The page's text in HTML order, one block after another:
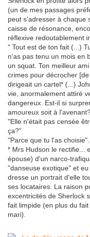
(un de mes passages
peut s'adresser à chaque
caisse de résonance,
réflexive redoutablement
" Tout est de ton fait (...)
n'as pas tenu un mois en
un squat. Ton meilleur
crimes pour décrocher
dirigeait un cartel* (...)
vie, anormalement attiré
dangereux. Est-il si
amoureux soit à
"Elle n'était pas censée
ça?"
"Parce que tu l'as choisie".
* Mrs Hudson le rectifie...
épouse) d'un narco-
"danseuse exotique" et
dresse un portrait d'elle
ses locataires. La raison
excentricités de Sherlock
fait limpide (en plus du
mari).